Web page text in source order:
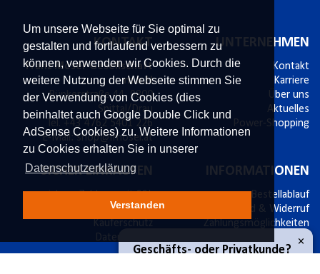
Um unsere Webseite für Sie optimal zu
gestalten und fortlaufend verbessern zu
können, verwenden wir Cookies. Durch die
weitere Nutzung der Webseite stimmen Sie
der Verwendung von Cookies (dies
beinhaltet auch Google Double Click und
AdSense Cookies) zu. Weitere Informationen
zu Cookies erhalten Sie in unserer
Datenschutzerklärung
Verstanden
KONTAKT
Franz Moser Gesellschaft
m.b.H
Bünkerstraße 44, 9800
Spittal/Drau
Tel.
+43 4762 5401 226
E-Mail: shop@fmoser.at
UNTERNEHMEN
Kontakt
Karriere
Über uns
Aktuelles
Power-Shopping
SICHER EINKAUFEN
sichere Zahlung mit SSL
14 Tage Widerrufsrecht
Käuferschutz
Datenschutz
INFORMATIONEN
Bestellablauf
Versand & Widerruf
Zahlungsmöglichkeiten
Werbematerial
×